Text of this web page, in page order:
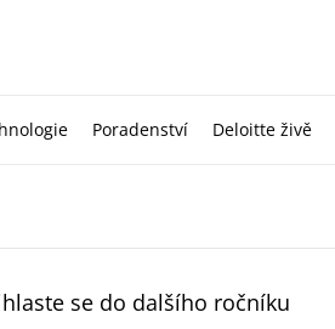
Poradenství Deloitte živě
se do dalšího ročníku